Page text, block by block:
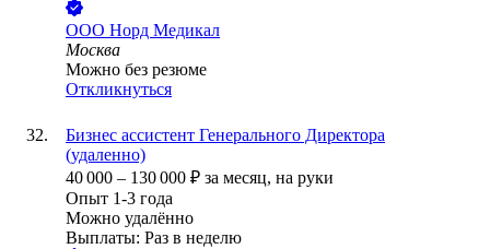
ООО Норд Медикал
Москва
Можно без резюме
Откликнуться
Бизнес ассистент Генерального Директора
(удаленно)
40 000 – 130 000 ₽ за месяц, на руки
Опыт 1-3 года
Можно удалённо
Выплаты: Раз в неделю